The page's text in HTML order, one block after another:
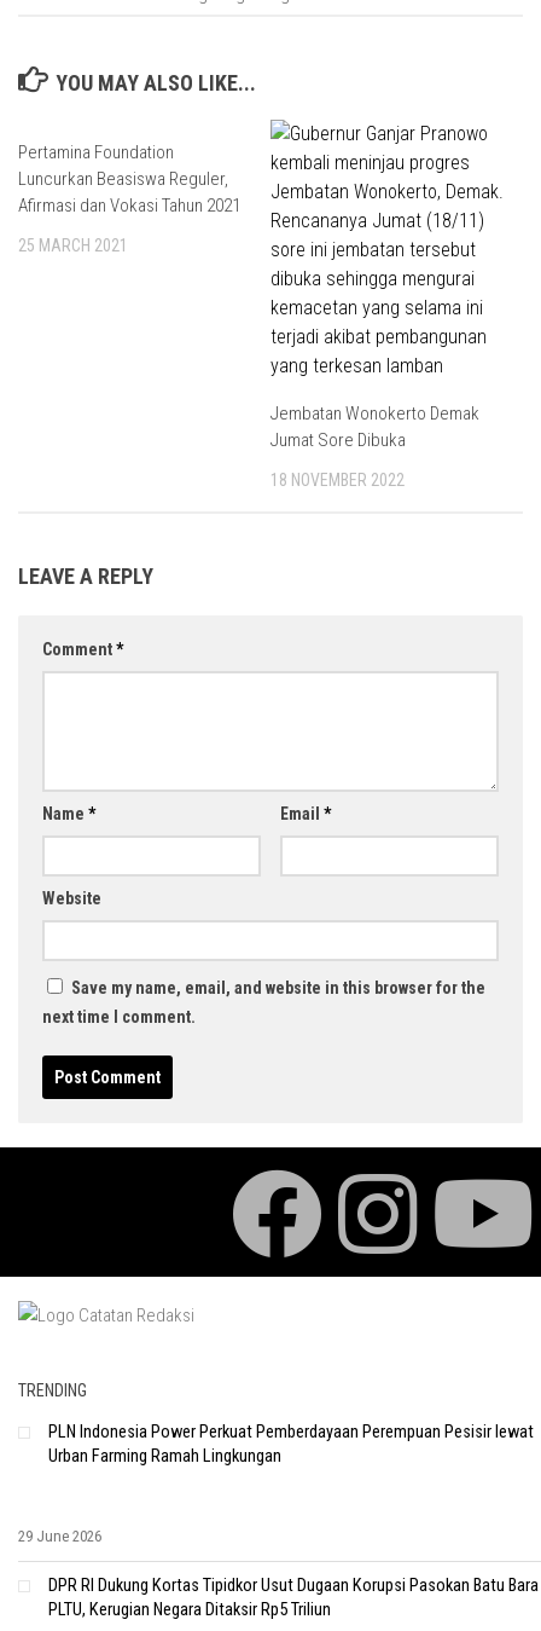
YOU MAY ALSO LIKE...
Pertamina Foundation
Luncurkan Beasiswa Reguler,
Afirmasi dan Vokasi Tahun 2021
25 MARCH 2021
Jembatan Wonokerto Demak
Jumat Sore Dibuka
18 NOVEMBER 2022
LEAVE A REPLY
Comment*
Name * Email *
Website
Save my name, email, and website in this browser for the
next time I comment.
TRENDING
PLN Indonesia Power Perkuat Pemberdayaan Perempuan Pesisir lewat
Urban Farming Ramah Lingkungan
29 June 2026
DPR RI Dukung Kortas Tipidkor Usut Dugaan Korupsi Pasokan Batu Bara
PLTU, Kerugian Negara Ditaksir Rp5 Triliun